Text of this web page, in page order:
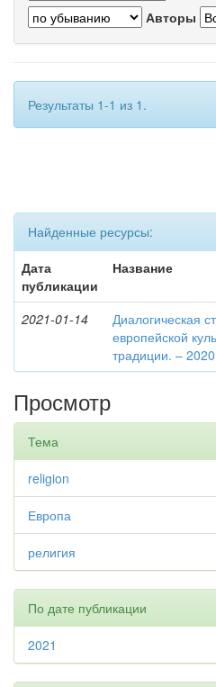
Авторы
Результаты 1-1 из 1.
Найденные ресурсы:
Дата
публикации
Название
2021-01-14
Диалогическая
европейской
традиции. –
Просмотр
Тема
religion
Европа
религия
По дате публикации
2021